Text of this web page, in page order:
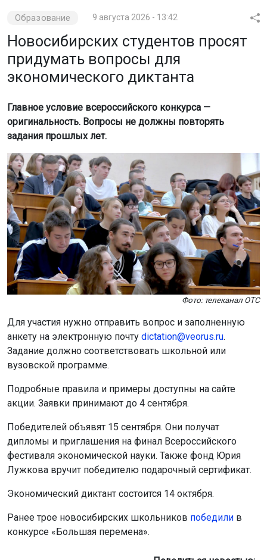
Образование 9 августа 2026 - 13:42
Новосибирских студентов просят
придумать вопросы для
экономического диктанта
Главное условие всероссийского конкурса —
оригинальность. Вопросы не должны повторять
задания прошлых лет.
Фото: телеканал ОТС
Для участия нужно отправить вопрос и заполненную
анкету на электронную почту dictation@veorus.ru.
Задание должно соответствовать школьной или
вузовской программе.
Подробные правила и примеры доступны на сайте
акции. Заявки принимают до 4 сентября.
Победителей объявят 15 сентября. Они получат
дипломы и приглашения на финал Всероссийского
фестиваля экономической науки. Также фонд Юрия
Лужкова вручит победителю подарочный сертификат.
Экономический диктант состоится 14 октября.
Ранее трое новосибирских школьников победили в
конкурсе «Большая перемена».